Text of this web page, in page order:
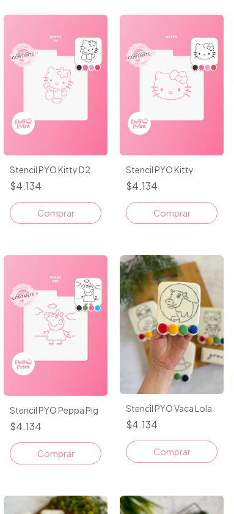
Stencil PYO Kitty D2
$4.134
Comprar
Stencil PYO Kitty
$4.134
Comprar
Stencil PYO Peppa Pig
$4.134
Comprar
Stencil PYO Vaca Lola
$4.134
Comprar